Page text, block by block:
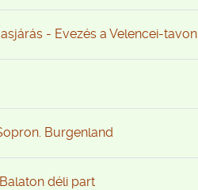
- Evezés a Velencei-tavon
Burgenland
déli part